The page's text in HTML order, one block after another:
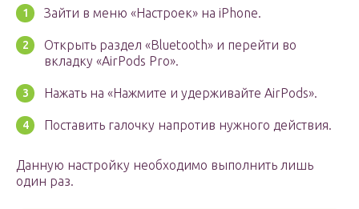
Зайти в меню «Настроек» на iPhone.
Открыть раздел «Bluetooth» и перейти во
вкладку «AirPods Pro».
Нажать на «Нажмите и удерживайте AirPods».
Поставить галочку напротив нужного действия.
Данную настройку необходимо выполнить лишь
один раз.